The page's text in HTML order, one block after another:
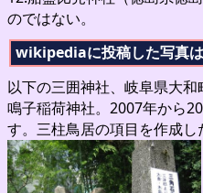
のではない。
wikipediaに投稿した写真
以下の三囲神社、岐阜県大
鳴子稲荷神社。2007年から
す。三柱鳥居の項目を作成し